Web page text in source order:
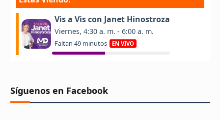
Síguenos en Facebook